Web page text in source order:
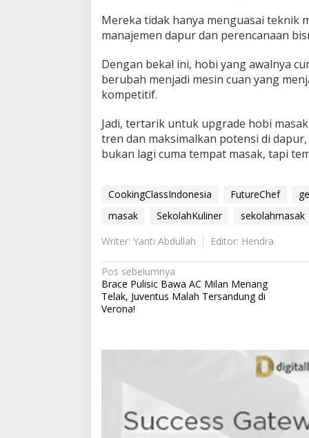
Mereka tidak hanya menguasai teknik
manajemen dapur dan perencanaan
Dengan bekal ini, hobi yang awalnya
berubah menjadi mesin cuan yang
kompetitif.
Jadi, tertarik untuk upgrade hobi
tren dan maksimalkan potensi di
bukan lagi cuma tempat masak, tapi
CookingClassIndonesia FutureChef
masak
SekolahKuliner sekolahmasak
Writer: Yanti Abdullah
Editor: Hendra
N
a
v
g
Pos sebelumnya
Brace Pulisic Bawa AC Milan Menang
Telak, Juventus Malah Tersandung di
Verona!